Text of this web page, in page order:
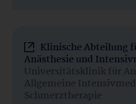
Klinische Abteilung
Anästhesie und
Universitätsklinik für
Allgemeine
Schmerztherapie